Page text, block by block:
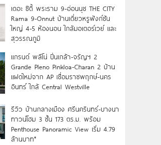
เดอะ ซิตี้ พระราม 9-อ่อนนุช THE CITY
Rama 9-Onnut บ้านเดี่ยวหรูฟังก์ชัน
ใหญ่ 4-5 ห้องนอน ใกล้มอเตอร์เวย์ และ
สุวรรณภูมิ
แกรนด์ พลีโน่ ปิ่นเกล้า-จรัญฯ 2
Grande Pleno Pinkloa-Charan 2 บ้าน
แฝดใหม่จาก AP เชื่อมราชพฤกษ์-นคร
อินทร์ ใกล้ Central Westville
รีวิว บ้านกลางเมือง ศรีนครินทร์-บางนา
ทาวน์โฮม 3 ชั้น 173 ตร.ม. พร้อม
Penthouse Panoramic View เริ่ม 4.79
ล้านบาท*